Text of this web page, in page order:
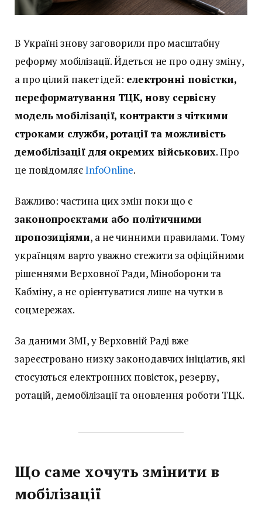
В Україні знову заговорили про масштабну
реформу мобілізації. Йдеться не про одну зміну,
а про цілий пакет ідей: електронні повістки,
переформатування ТЦК, нову сервісну
модель мобілізації, контракти з чіткими
строками служби, ротації та можливість
демобілізації для окремих військових. Про
це повідомляєInfoOnline.
Важливо: частина цих змін поки що є
законопроєктами або політичними
пропозиціями, а не чинними правилами. Тому
українцям варто уважно стежити за офіційними
рішеннями Верховної Ради, Міноборони та
Кабміну, а не орієнтуватися лише на чутки в
соцмережах.
За даними ЗМІ, у Верховній Раді вже
зареєстровано низку законодавчих ініціатив, які
стосуються електронних повісток, резерву,
ротацій, демобілізації та оновлення роботи ТЦК.
Що саме хочуть змінити в
мобілізації